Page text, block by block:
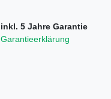
inkl. 5 Jahre Garantie
Garantieerklärung